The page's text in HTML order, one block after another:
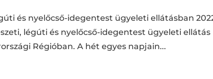
és nyelőcső-idegentest ügyeleti ellátásban
légúti és nyelőcső-idegentest ügyeleti ellátás
Régióban. A hét egyes napjain...